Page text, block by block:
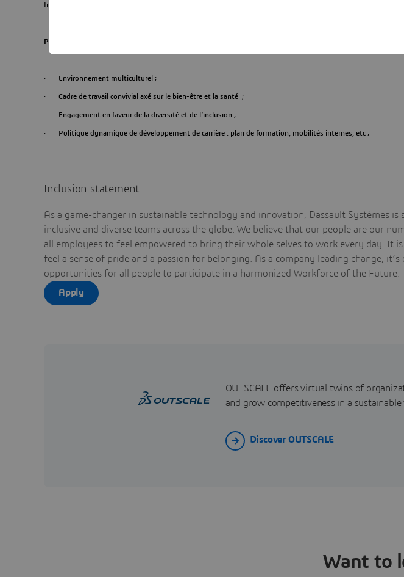
Intégrer une entreprise scientifique au cœur de l’innovation technologique, portée par une forte croissance
Principaux avantages et bénéfices :
· Environnement multiculturel ;
· Cadre de travail convivial axé sur le bien-être et la santé ;
· Engagement en faveur de la diversité et de l’inclusion ;
· Politique dynamique de développement de carrière : plan de formation, mobilités internes, etc ;
Inclusion statement
As a game-changer in sustainable technology and innovation, Dassault Systèmes
inclusive and diverse teams across the globe. We believe that our people are our
all employees to feel empowered to bring their whole selves to work every day. It
feel a sense of pride and a passion for belonging. As a company leading change,
opportunities for all people to participate in a harmonized Workforce of the Future.
Apply
OUTSCALE offers virtual twins of
and grow competitiveness in a sustainable
Discover OUTSCALE
Want to